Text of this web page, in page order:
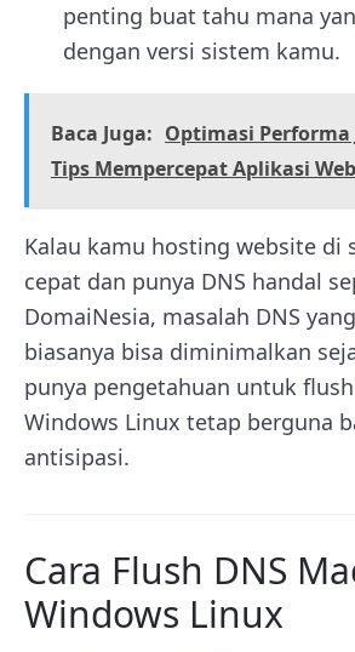
penting buat tahu mana
dengan versi sistem kamu.
Baca Juga: Optimasi Performa
Tips Mempercepat Aplikasi Web
Kalau kamu hosting website di
cepat dan punya DNS handal
DomaiNesia, masalah DNS
biasanya bisa diminimalkan
punya pengetahuan untuk
Windows Linux tetap berguna
antisipasi.
Cara Flush DNS
Windows Linux